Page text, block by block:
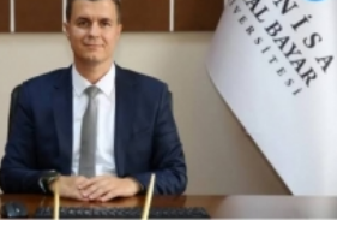
Sami İLKER
de Sanat Ruhu Olmalı
KESKİN
Millî Şuur, Millî Takım